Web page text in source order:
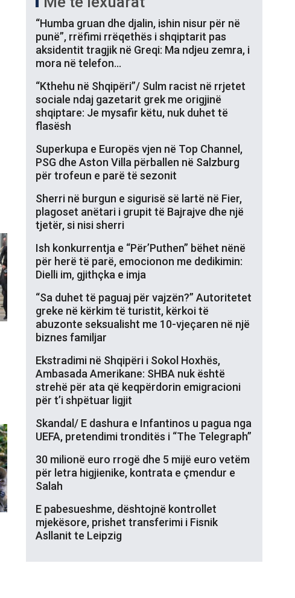
“Humba gruan dhe djalin, ishin nisur për në
punë”, rrëfimi rrëqethës i shqiptarit pas
aksidentit tragjik në Greqi: Ma ndjeu zemra, i
mora në telefon…
“Kthehu në Shqipëri”/ Sulm racist në rrjetet
sociale ndaj gazetarit grek me origjinë
shqiptare: Je mysafir këtu, nuk duhet të
flasësh
Superkupa e Europës vjen në Top Channel,
PSG dhe Aston Villa përballen në Salzburg
për trofeun e parë të sezonit
Sherri në burgun e sigurisë së lartë në Fier,
plagoset anëtari i grupit të Bajrajve dhe një
tjetër, si nisi sherri
Ish konkurrentja e “Për’Puthen” bëhet nënë
për herë të parë, emocionon me dedikimin:
Dielli im, gjithçka e imja
“Sa duhet të paguaj për vajzën?” Autoritetet
greke në kërkim të turistit, kërkoi të
abuzonte seksualisht me 10-vjeçaren në një
biznes familjar
Ekstradimi në Shqipëri i Sokol Hoxhës,
Ambasada Amerikane: SHBA nuk është
strehë për ata që keqpërdorin emigracioni
për t’i shpëtuar ligjit
Skandal/ E dashura e Infantinos u pagua nga
UEFA, pretendimi tronditës i “The Telegraph”
30 milionë euro rrogë dhe 5 mijë euro vetëm
për letra higjienike, kontrata e çmendur e
Salah
E pabesueshme, dështojnë kontrollet
mjekësore, prishet transferimi i Fisnik
Asllanit te Leipzig